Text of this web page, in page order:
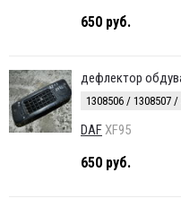
650 руб.
дефлектор
1308506 / 1308507
DAFXF95
650 руб.